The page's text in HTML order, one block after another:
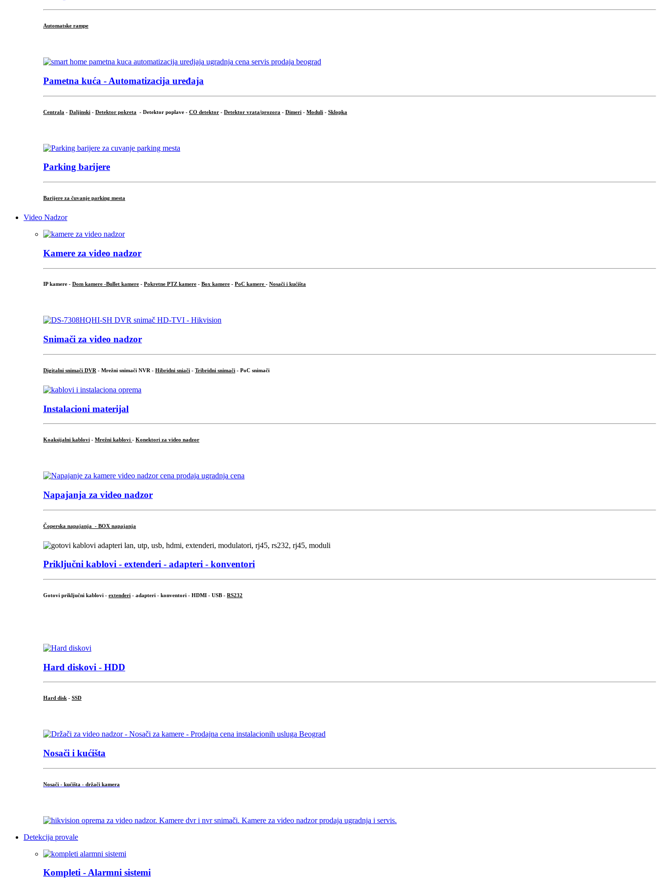
Automatske rampe
Pametna kuća - Automatizacija uređaja
Centrala - Daljinski - Detektor pokreta - Detektor poplave - CO detektor - Detektor vrata/prozora - Dimeri - Moduli - Sklopka
Parking barijere
Barijere za čuvanje parking mesta
Video Nadzor
Kamere za video nadzor
IP kamere - Dom kamere -Bullet kamere - Pokretne PTZ kamere - Box kamere - PoC kamere - Nosači i kućišta
Snimači za video nadzor
Digitalni snimači DVR - Mrežni snimači NVR - Hibridni sniači - Tribridni snimači - PoC snimači
Instalacioni materijal
Koaksijalni kablovi - Mrežni kablovi - Konektori za video nadzor
Napajanja za video nadzor
Čoperska napajanja - BOX napajanja
Priključni kablovi - extenderi - adapteri - konventori
Gotovi priključni kablovi - extenderi - adapteri - konventori - HDMI - USB - RS232
Hard diskovi - HDD
Hard disk - SSD
Nosači i kućišta
Nosači - kućišta - držači kamera
Detekcija provale
Kompleti - Alarmni sistemi